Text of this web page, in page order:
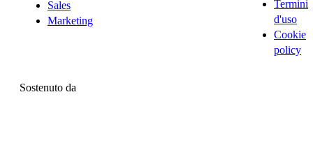
Sales
Marketing
Termini
d'uso
Cookie
policy
Sostenuto da